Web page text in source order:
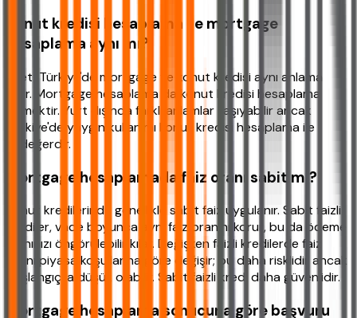
Konut kredisi hesaplama ile mortgage
hesaplama aynı mı?
Evet, Türkiye'de mortgage ve konut kredisi aynı anlama
gelir. Mortgage hesaplama da konut kredisi hesaplama
demektir. Yurt dışında farklı anlamlar taşıyabilir ancak
Türkiye'de yaygın kullanımı konut kredisi hesaplama ile
eşdeğerdir.
Mortgage hesaplamada faiz oranı sabit mi?
Konut kredilerinde genellikle sabit faiz uygulanır. Sabit faizli
krediler, vade boyunca aynı faiz oranını korur, bu da ödeme
planınızı öngörülebilir kılar. Değişken faizli kredilerde faiz
oranı piyasa koşullarına göre değişir; bu daha risklidir ancak
başlangıçta düşük olabilir. Sabit faizli kredi daha güvenlidir.
Mortgage hesaplama sonucuna göre başvuru